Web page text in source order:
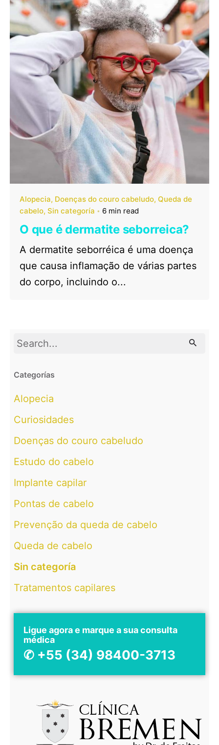
Alopecia Doenças do couro cabeludo Queda de
cabelo Sin categoría 6 min read
O que é dermatite seborreica?
A dermatite seborréica é uma doença
que causa inflamação de várias partes
do corpo, incluindo o...
Search
Categorías
Alopecia
Curiosidades
Doenças do couro cabeludo
Estudo do cabelo
Implante capilar
Pontas de cabelo
Prevenção da queda de cabelo
Queda de cabelo
Sin categoría
Tratamentos capilares
Ligue agora e marque a sua consulta
médica
✆ +55 (34) 98400-3713